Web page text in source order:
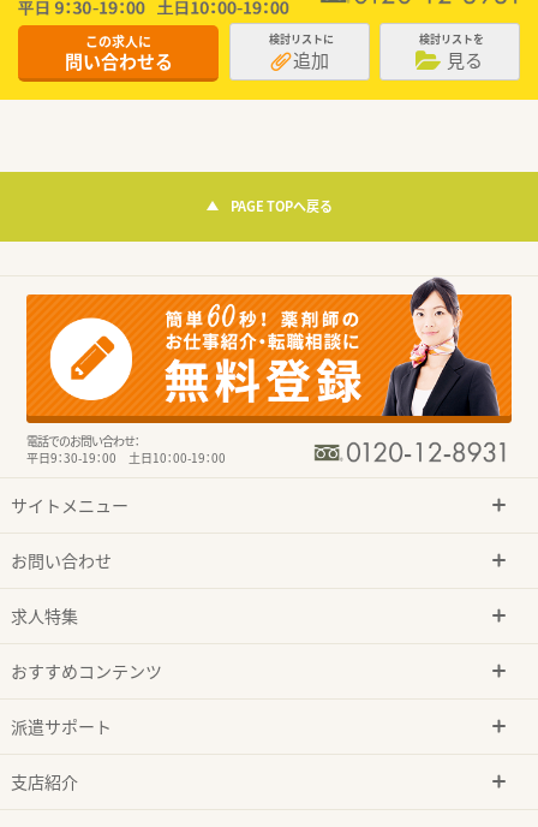
この求人に
問い合わせる
検討リストに
追加
検討リストを
見る
PAGE TOPへ戻る
電話でのお問い合わせ：
平日9：30-19：00 土日10：00-19：00
サイトメニュー
お問い合わせ
求人特集
おすすめコンテンツ
派遣サポート
支店紹介